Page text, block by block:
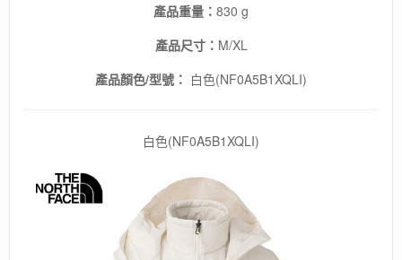
產品重量： 830 g
產品尺寸： M/XL
產品顏色/型號： 白色(NF0A5B1XQLI)
白色(NF0A5B1XQLI)